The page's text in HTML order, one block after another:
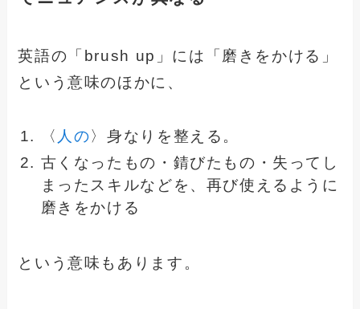
英語の「brush up」には「磨きをかける」
という意味のほかに、
〈 人の〉身なりを整える。
古くなったもの・錆びたもの・失ってし
まったスキルなどを、再び使えるように
磨きをかける
という意味もあります。